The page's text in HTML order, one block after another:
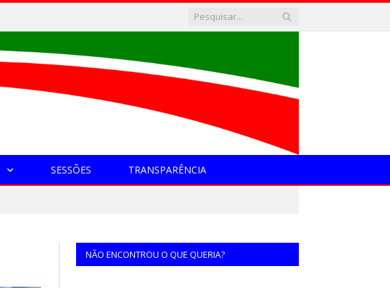
SESSÕES TRANSPARÊNCIA
NÃO ENCONTROU O QUE QUERIA?